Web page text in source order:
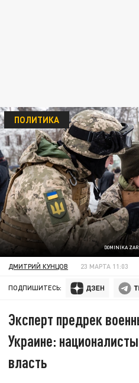
DOMINIKA
ПОЛИТИКА
ДМИТРИЙ КУНЦОВ 23 МАРТА 11:03
ПОДПИШИТЕСЬ:
Эксперт предрек
Украине:
власть